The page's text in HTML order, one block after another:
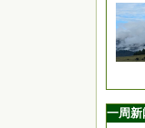
一周新